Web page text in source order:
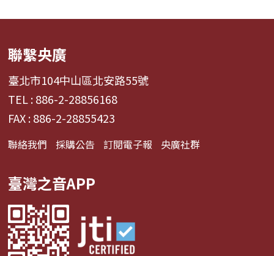
聯繫央廣
臺北市104中山區北安路55號
TEL : 886-2-28856168
FAX : 886-2-28855423
聯絡我們 採購公告 訂閱電子報 央廣社群
臺灣之音APP